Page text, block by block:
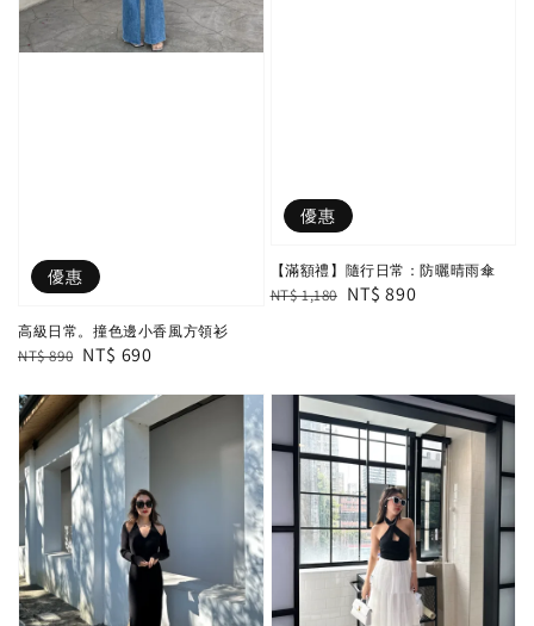
優惠
高級日常。撞色邊小香風方領衫
Regular
NT$ 890 Sale
NT$ 690
優惠
【滿額禮】隨行日常：防曬晴雨傘
Regular
NT$ 1,180 Sale
NT$ 890